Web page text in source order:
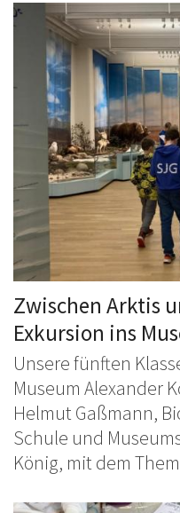
Zwischen Arktis
Exkursion ins
Unsere fünften
Museum Alexander
Helmut Gaßmann,
Schule und
König, mit dem